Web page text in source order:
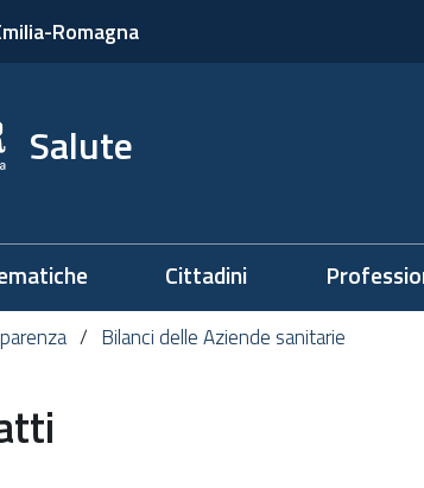
Romagna
Salute
Cittadini
Bilanci delle Aziende sanitarie